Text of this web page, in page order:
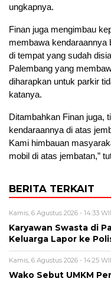
ungkapnya.
Finan juga mengimbau
membawa kendaraannya
di tempat yang sudah
Palembang yang
diharapkan untuk parkir
katanya.
Ditambahkan Finan juga,
kendaraannya di atas
Kami himbauan
mobil di atas jembatan,”
BERITA TERKAIT
Kamis, 6 Agustus 2026 - 14:33
Karyawan Swasta di
Keluarga Lapor ke
Kamis, 6 Agustus 2026 - 14:25
Wako Sebut UMKM